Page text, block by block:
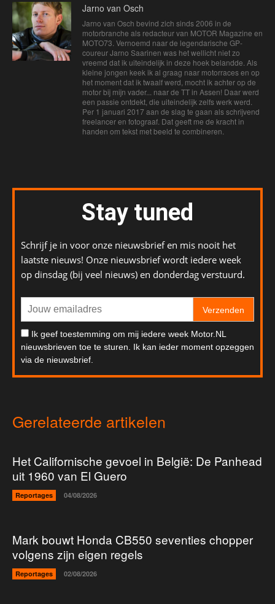
Jarno van Osch
Jarno van Osch bevind zich sinds 2006 in de
motorbranche als redacteur van MOTOR Magazine en
MOTO73. Vernoemd naar de legendarische GP-
coureur Jarno Saarinen was het wellicht niet zo
vreemd dat ik uiteindelijk in deze hoek belandde. Als
kleine jongen keek ik al graag naar motorraces en op
het moment dat ik twaalf werd, mocht ik achter op de
motor bij mijn vader... naar de TT in Assen! Daar werd
een passie ontdekt, die uiteindelijk zelfs werk werd.
Per 1 januari 2017 aan de slag te gaan als schrijvend
freelancer en fotograaf. Dat geeft me de kracht in
handen om tekst met beeld te combineren.
Stay tuned
Schrijf je in voor onze nieuwsbrief en mis nooit het
laatste nieuws! Onze nieuwsbrief wordt iedere week
op dinsdag (bij veel nieuws) en donderdag verstuurd.
Verzenden
Ik geef toestemming om mij iedere week Motor.NL
nieuwsbrieven toe te sturen. Ik kan ieder moment opzeggen
via de nieuwsbrief.
Gerelateerde artikelen
Het Californische gevoel in België: De Panhead
uit 1960 van El Guero
Reportages 04/08/2026
Mark bouwt Honda CB550 seventies chopper
volgens zijn eigen regels
Reportages 02/08/2026